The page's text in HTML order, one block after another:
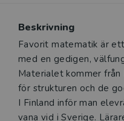
Beskrivning
Beskrivning
Favorit matematik är
med en gedigen,
Materialet kommer
för strukturen och de
I Finland inför man
vana vid i Sverige.